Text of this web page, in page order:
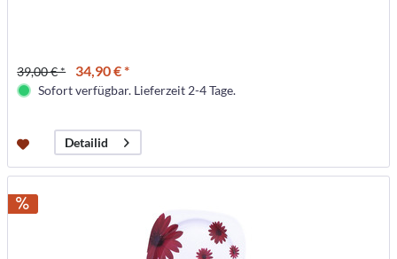
39,00 € * 34,90 € *
Sofort verfügbar. Lieferzeit 2-4 Tage.
Detailid